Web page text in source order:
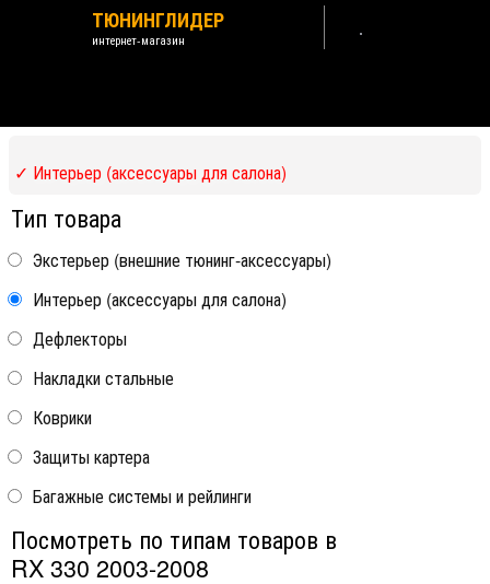
ТЮНИНГЛИДЕР
интернет-магазин
Назад /Lexus
✓ Интерьер (аксессуары для салона)
Тип товара
Экстерьер (внешние тюнинг-аксессуары)
Интерьер (аксессуары для салона)
Дефлекторы
Накладки стальные
Коврики
Защиты картера
Багажные системы и рейлинги
Посмотреть по типам товаров в
RX 330 2003-2008
Рекомендуем посмотреть:
RX 330 2003-2008
★★★★★
Рейлинги
Поперечины
• Сумки
в багажник
• Крепления
крыльев колесных
арок автомобиля
все модели